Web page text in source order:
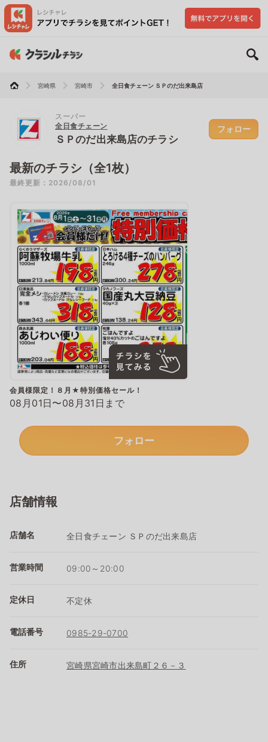
宮崎県 宮崎市 全日食チェーン ＳＰのだ出来島店
スーパー
全日食チェーン
ＳＰのだ出来島店のチラシ
フォロー
最新のチラシ（全1枚）
最終更新：2026/08/01
会員様限定！８月★特別価格セール！
08月01日〜08月31日まで
フォロー
店舗情報
店舗名 全日食チェーン ＳＰのだ出来島店
営業時間 09:00～20:00
定休日 不定休
電話番号 0985-29-0700
住所 宮崎県宮崎市出来島町２６－３